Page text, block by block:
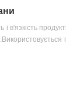
і в'язкість